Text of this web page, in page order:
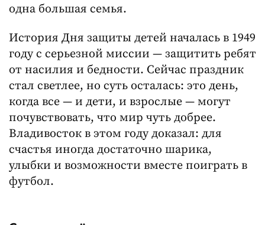
одна большая семья.
История Дня защиты детей началась в 1949
году с серьезной миссии — защитить ребят
от насилия и бедности. Сейчас праздник
стал светлее, но суть осталась: это день,
когда все — и дети, и взрослые — могут
почувствовать, что мир чуть добрее.
Владивосток в этом году доказал: для
счастья иногда достаточно шарика,
улыбки и возможности вместе поиграть в
футбол.